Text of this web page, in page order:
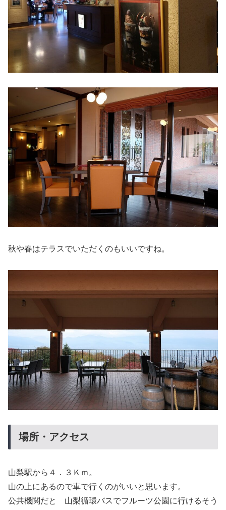
秋や春はテラスでいただくのもいいですね。
場所・アクセス
山梨駅から４．３Ｋｍ。
山の上にあるので車で行くのがいいと思います。
公共機関だと 山梨循環バスでフルーツ公園に行けるそう